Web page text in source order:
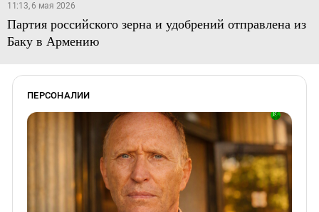
11:13, 6 мая 2026
Партия российского зерна и удобрений отправлена из
Баку в Армению
ПЕРСОНАЛИИ